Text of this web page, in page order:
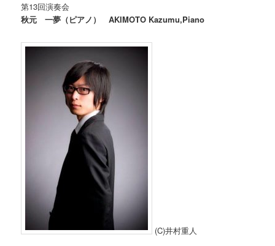
第13回演奏会
秋元 一夢（ピアノ） AKIMOTO Kazumu,Piano
(C)井村重人